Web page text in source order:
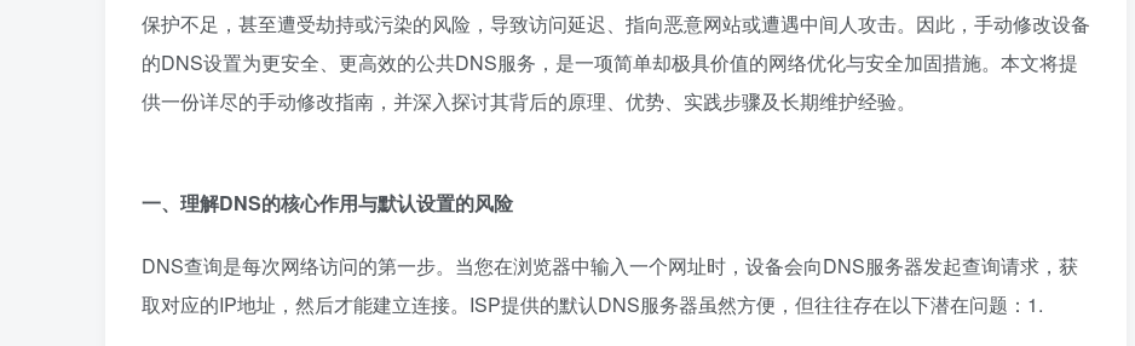
保护不足，甚至遭受劫持或污染的风险，导致访问延迟、指向恶意网站或遭遇中间人攻击。因此，手动修改设备
的DNS设置为更安全、更高效的公共DNS服务，是一项简单却极具价值的网络优化与安全加固措施。本文将提
供一份详尽的手动修改指南，并深入探讨其背后的原理、优势、实践步骤及长期维护经验。
一、理解DNS的核心作用与默认设置的风险
DNS查询是每次网络访问的第一步。当您在浏览器中输入一个网址时，设备会向DNS服务器发起查询请求，获
取对应的IP地址，然后才能建立连接。ISP提供的默认DNS服务器虽然方便，但往往存在以下潜在问题：1.